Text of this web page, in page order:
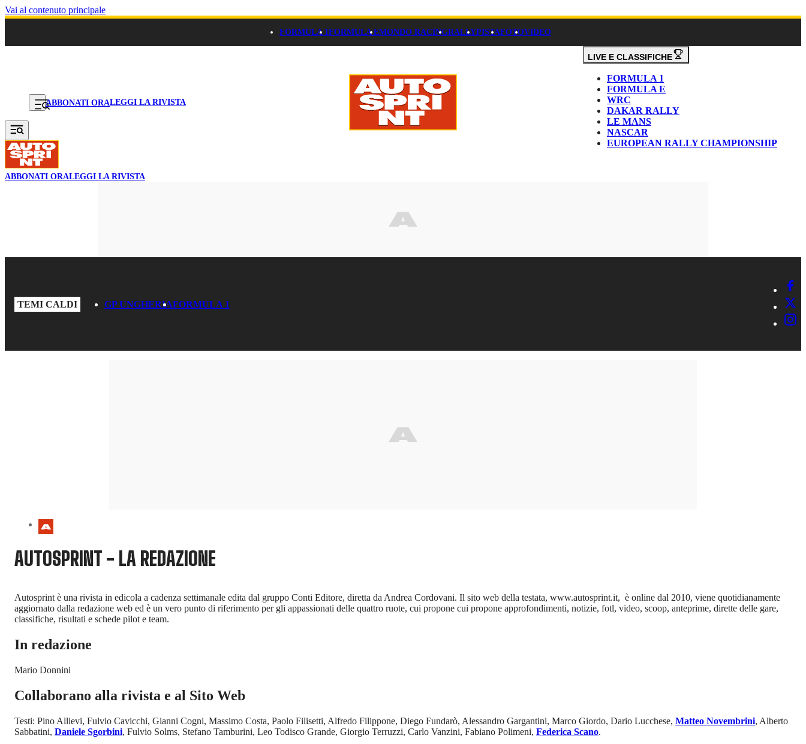
Vai al contenuto principale
FORMULA 1FORMULA EMONDO RACINGRALLYPISTAFOTOVIDEO
ABBONATI ORALEGGI LA RIVISTA
LIVE E CLASSIFICHE
FORMULA 1
FORMULA E
WRC
DAKAR RALLY
LE MANS
NASCAR
EUROPEAN RALLY CHAMPIONSHIP
ABBONATI ORALEGGI LA RIVISTA
TEMI CALDI GP UNGHERIAFORMULA 1
AUTOSPRINT - LA REDAZIONE
Autosprint è una rivista in edicola a cadenza settimanale edita dal gruppo Conti Editore, diretta da Andrea Cordovani. Il sito web della testata, www.autosprint.it, è online dal 2010, viene quotidianamente
aggiornato dalla redazione web ed è un vero punto di riferimento per gli appassionati delle quattro ruote, cui propone cui propone approfondimenti, notizie, fotl, video, scoop, anteprime, dirette delle gare,
classifiche, risultati e schede pilot e team.
In redazione
Mario Donnini
Collaborano alla rivista e al Sito Web
Testi: Pino Allievi, Fulvio Cavicchi, Gianni Cogni, Massimo Costa, Paolo Filisetti, Alfredo Filippone, Diego Fundarò, Alessandro Gargantini, Marco Giordo, Dario Lucchese, Matteo Novembrini, Alberto
Sabbatini, Daniele Sgorbini, Fulvio Solms, Stefano Tamburini, Leo Todisco Grande, Giorgio Terruzzi, Carlo Vanzini, Fabiano Polimeni, Federica Scano.